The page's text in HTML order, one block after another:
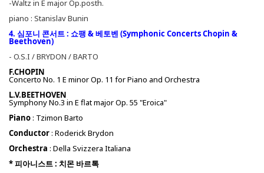
-Waltz in E major Op.posth.
piano : Stanislav Bunin
4. 심포니 콘서트 : 쇼팽 & 베토벤 (Symphonic Concerts Chopin &
Beethoven)
- O.S.I / BRYDON / BARTO
F.CHOPIN
Concerto No. 1 E minor Op. 11 for Piano and Orchestra
L.V.BEETHOVEN
Symphony No.3 in E flat major Op. 55 "Eroica"
Piano: Tzimon Barto
Conductor: Roderick Brydon
Orchestra : Della Svizzera Italiana
* 피아니스트 : 치몬 바르톡